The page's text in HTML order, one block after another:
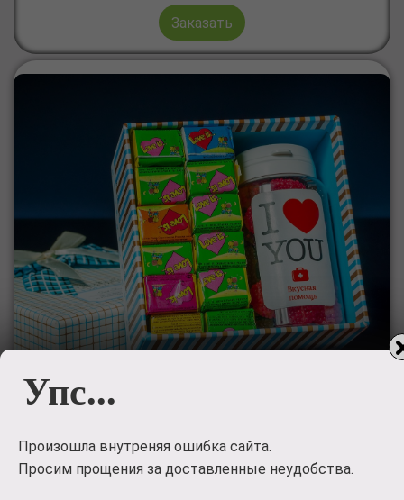
Заказать
Подарочный
Упс...
Произошла внутреняя ошибка сайта.
Просим прощения за доставленные неудобства.